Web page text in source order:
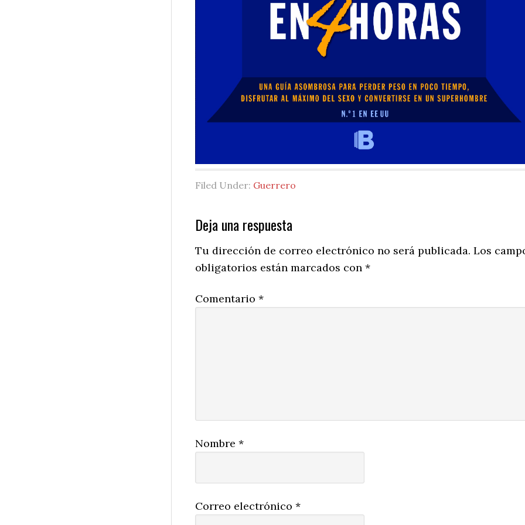
Filed Under: Guerrero
Reader
Interactions
Deja una respuesta
Tu dirección de correo electrónico no será publicada. Los
obligatorios están marcados con *
Comentario *
Nombre *
Correo electrónico *